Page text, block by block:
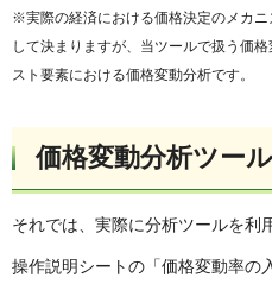
※実際の経済における価格決定のメカ
して決まりますが、当ツールで扱う価
スト要素における価格変動分析です。
価格変動分析ツー
それでは、実際に分析ツールを利
操作説明シートの「価格変動率の